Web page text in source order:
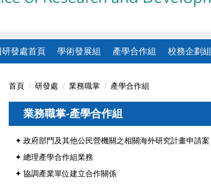
研發處首頁 學術發展組 產學合作組 校務企劃組
首頁 研發處 業務職掌 產學合作組
業務職掌-產學合作組
✦ 政府部門及其他公民營機關之相關海外研究計畫申請案
✦ 總理產學合作組業務
✦ 協調產業單位建立合作關係